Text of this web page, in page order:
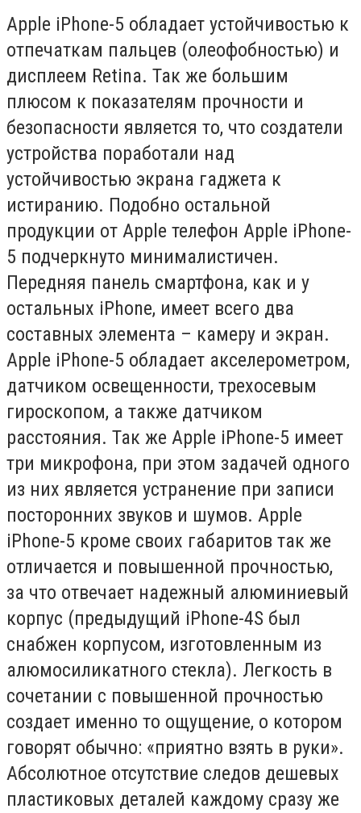
Apple iPhone-5 обладает устойчивостью к
отпечаткам пальцев (олеофобностью) и
дисплеем Retina. Так же большим
плюсом к показателям прочности и
безопасности является то, что создатели
устройства поработали над
устойчивостью экрана гаджета к
истиранию. Подобно остальной
продукции от Apple телефон Apple iPhone-
5 подчеркнуто минималистичен.
Передняя панель смартфона, как и у
остальных iPhone, имеет всего два
составных элемента – камеру и экран.
Apple iPhone-5 обладает акселерометром,
датчиком освещенности, трехосевым
гироскопом, а также датчиком
расстояния. Так же Apple iPhone-5 имеет
три микрофона, при этом задачей одного
из них является устранение при записи
посторонних звуков и шумов. Apple
iPhone-5 кроме своих габаритов так же
отличается и повышенной прочностью,
за что отвечает надежный алюминиевый
корпус (предыдущий iPhone-4S был
снабжен корпусом, изготовленным из
алюмосиликатного стекла). Легкость в
сочетании с повышенной прочностью
создает именно то ощущение, о котором
говорят обычно: «приятно взять в руки».
Абсолютное отсутствие следов дешевых
пластиковых деталей каждому сразу же